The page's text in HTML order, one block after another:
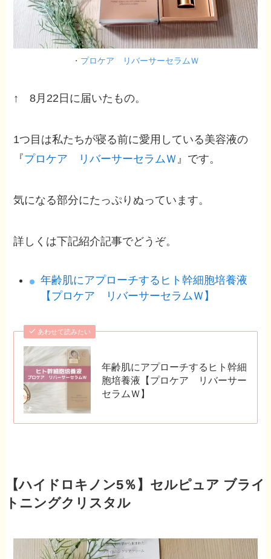
・ プロケア リバーサーセラムＷ
↑ 8月22日に届いたもの。
1つ目は私たちが寝る前に愛用している美容液の
『プロケア リバーサーセラムＷ 』です。
気になる部分にたっぷりぬっています。
詳しくは下記紹介記事でどうぞ。
年齢肌にアプローチするヒト幹細胞培養液
【プロケア リバーサーセラムＷ】
あわせて読みたい
年齢肌にアプローチするヒト幹細
胞培養液【プロケア リバーサー
セラムＷ】
【ハイドロキノン5％】セルピュア ブライ
トニングクリスタル